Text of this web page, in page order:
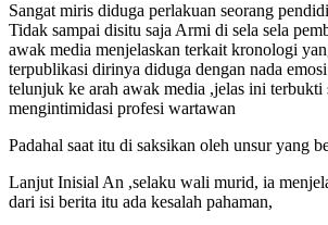
Sangat miris diduga perlakuan seorang
Tidak sampai disitu saja Armi di sela sela
awak media menjelaskan terkait kronologi
terpublikasi dirinya diduga dengan nada
telunjuk ke arah awak media ,jelas ini terbukti
mengintimidasi profesi wartawan
Padahal saat itu di saksikan oleh unsur yang
Lanjut Inisial An ,selaku wali murid, ia
dari isi berita itu ada kesalah pahaman,